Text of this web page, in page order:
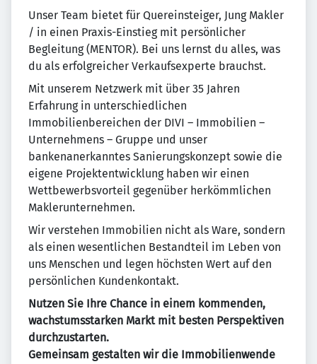
Unser Team bietet für Quereinsteiger, Jung Makler
/ in einen Praxis-Einstieg mit persönlicher
Begleitung (MENTOR). Bei uns lernst du alles, was
du als erfolgreicher Verkaufsexperte brauchst.
Mit unserem Netzwerk mit über 35 Jahren
Erfahrung in unterschiedlichen
Immobilienbereichen der DIVI – Immobilien –
Unternehmens – Gruppe und unser
bankenanerkanntes Sanierungskonzept sowie die
eigene Projektentwicklung haben wir einen
Wettbewerbsvorteil gegenüber herkömmlichen
Maklerunternehmen.
Wir verstehen Immobilien nicht als Ware, sondern
als einen wesentlichen Bestandteil im Leben von
uns Menschen und legen höchsten Wert auf den
persönlichen Kundenkontakt.
Nutzen Sie Ihre Chance in einem kommenden,
wachstumsstarken Markt mit besten Perspektiven
durchzustarten.
Gemeinsam gestalten wir die Immobilienwende